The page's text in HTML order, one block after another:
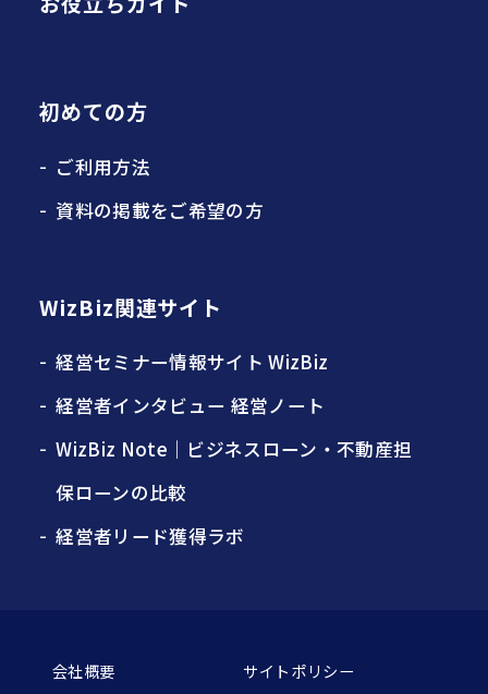
初めての方
ご利用方法
資料の掲載をご希望の方
WizBiz関連サイト
経営セミナー情報サイト WizBiz
経営者インタビュー 経営ノート
WizBiz Note｜ビジネスローン・不動産担
保ローンの比較
経営者リード獲得ラボ
会社概要 サイトポリシー